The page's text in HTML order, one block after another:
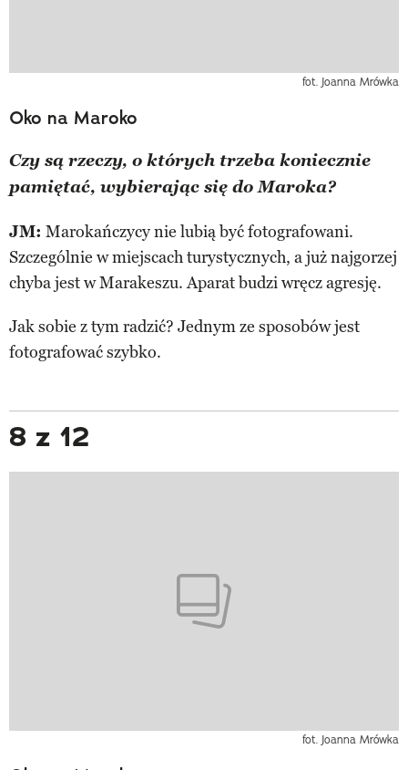
fot. Joanna Mrówka
Oko na Maroko
Czy są rzeczy, o których trzeba koniecznie
pamiętać, wybierając się do Maroka?
JM: Marokańczycy nie lubią być fotografowani.
Szczególnie w miejscach turystycznych, a już najgorzej
chyba jest w Marakeszu. Aparat budzi wręcz agresję.
Jak sobie z tym radzić? Jednym ze sposobów jest
fotografować szybko.
8 z 12
fot. Joanna Mrówka